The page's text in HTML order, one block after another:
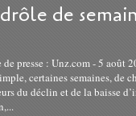
de
presse : Unz.com - 5 août
certaines semaines, de
du déclin et de la baisse